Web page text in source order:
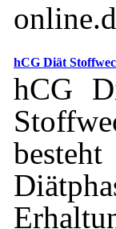
hCG Diät
hCG